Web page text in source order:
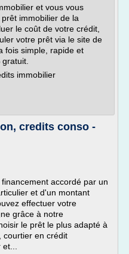
et vous vous
immobilier de la
le coût de votre crédit,
votre prêt via le site de
fois simple, rapide et
immobilier
credits conso -
accordé par un
et d'un montant
effectuer votre
grâce à notre
le prêt le plus adapté à
courtier en crédit